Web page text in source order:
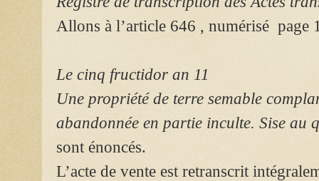
Allons à l’article 646 , numérisé page
Le cinq fructidor an 11
Une propriété de terre semable
abandonnée en partie inculte. Sise
sont énoncés.
L’acte de vente est retranscrit